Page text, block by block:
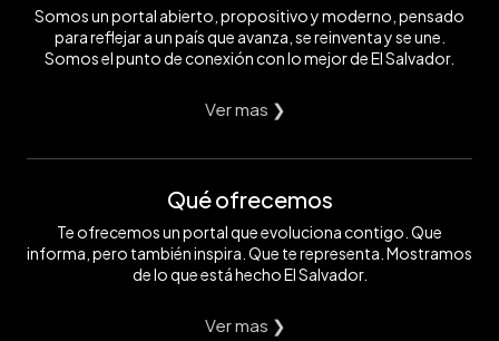
Somos un portal abierto, propositivo y moderno, pensado
para reflejar a un país que avanza, se reinventa y se une.
Somos el punto de conexión con lo mejor de El Salvador.
Ver mas ❯
Qué ofrecemos
Te ofrecemos un portal que evoluciona contigo. Que
informa, pero también inspira. Que te representa. Mostramos
de lo que está hecho El Salvador.
Ver mas ❯